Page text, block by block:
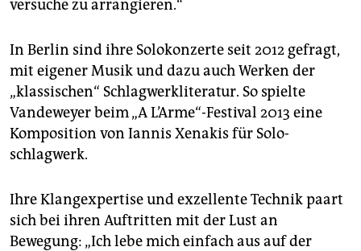
versuche zu arrangieren.“
In Berlin sind ihre Solokonzerte seit 2012 gefragt,
mit eigener Musik und dazu auch Werken der
„klassischen“ Schlagwerkliteratur. So spielte
Vandeweyer beim „A L’Arme“-Festival 2013 eine
Komposition von Iannis Xenakis für Solo­
schlagwerk.
Ihre Klangexpertise und exzellente Technik paart
sich bei ihren Auftritten mit der Lust an
Bewegung: „Ich lebe mich einfach aus auf der